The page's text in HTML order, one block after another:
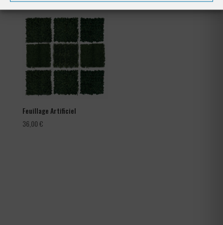
prix :
Feuillage Artificiel
36,00€